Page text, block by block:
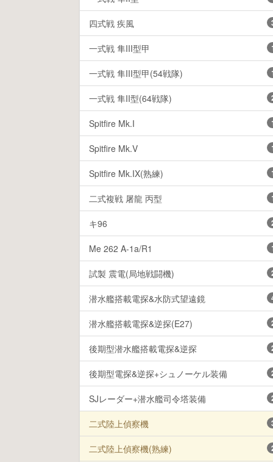
四式戦 疾風
一式戦 隼III型甲
一式戦 隼III型甲(54戦隊)
一式戦 隼II型(64戦隊)
Spitfire Mk.I
Spitfire Mk.V
Spitfire Mk.IX(熟練)
二式複戦 屠龍 丙型
キ96
Me 262 A-1a/R1
試製 震電(局地戦闘機)
潜水艦搭載電探&水防式望遠鏡
潜水艦搭載電探&逆探(E27)
後期型潜水艦搭載電探&逆探
後期型電探&逆探+シュノーケル装備
SJレーダー+潜水艦司令塔装備
二式陸上偵察機
二式陸上偵察機(熟練)